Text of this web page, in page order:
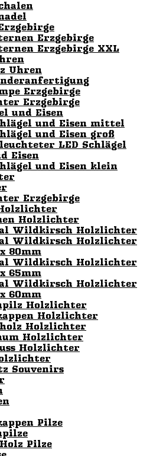
Erzgebirge
Erzgebirge XXL
Uhren
Erzgebirge
Erzgebirge
und Eisen
und Eisen mittel
und Eisen groß
LED Schlägel
Eisen
und Eisen klein
Erzgebirge
Holzlichter
Wildkirsch Holzlichter
Wildkirsch Holzlichter
80mm
Wildkirsch Holzlichter
65mm
Wildkirsch Holzlichter
60mm
Holzlichter
Holzlichter
Holzlichter
Holzlichter
Holzlichter
Souvenirs
Pilze
Pilze